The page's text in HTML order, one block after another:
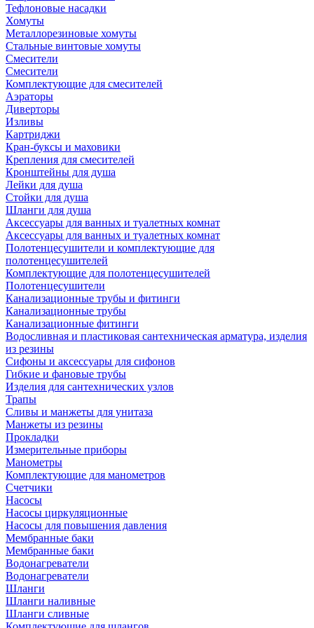
Тефлоновые насадки
Хомуты
Металлорезиновые хомуты
Стальные винтовые хомуты
Смесители
Смесители
Комплектующие для смесителей
Аэраторы
Диверторы
Изливы
Картриджи
Кран-буксы и маховики
Крепления для смесителей
Кронштейны для душа
Лейки для душа
Стойки для душа
Шланги для душа
Аксессуары для ванных и туалетных комнат
Аксессуары для ванных и туалетных комнат
Полотенцесушители и комплектующие для
полотенцесушителей
Комплектующие для полотенцесушителей
Полотенцесушители
Канализационные трубы и фитинги
Канализационные трубы
Канализационные фитинги
Водосливная и пластиковая сантехническая арматура, изделия
из резины
Сифоны и аксессуары для сифонов
Гибкие и фановые трубы
Изделия для сантехнических узлов
Трапы
Сливы и манжеты для унитаза
Манжеты из резины
Прокладки
Измерительные приборы
Манометры
Комплектующие для манометров
Счетчики
Насосы
Насосы циркуляционные
Насосы для повышения давления
Мембранные баки
Мембранные баки
Водонагреватели
Водонагреватели
Шланги
Шланги наливные
Шланги сливные